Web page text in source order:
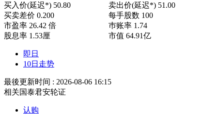
买入价(延迟*) 50.80 卖出价(延迟*) 51.00
买卖差价 0.200 每手股数 100
市盈率 26.42 倍 巿账率 1.74
股息率 1.53厘 市值 64.91亿
即日
10日走势
最後更新时间 : 2026-08-06 16:15
相关国泰君安轮证
认购